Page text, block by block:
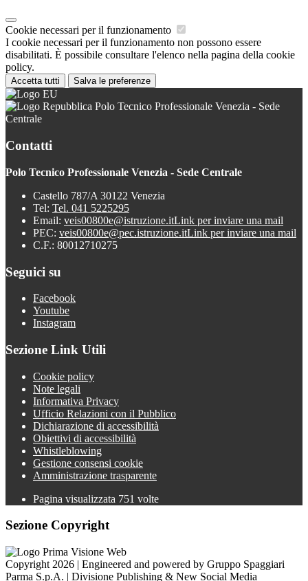
Cookie necessari per il funzionamento
I cookie necessari per il funzionamento non possono essere
disabilitati. È possibile consultare l'elenco nella pagina della cookie
policy.
Accetta tutti Salva le preferenze
Polo Tecnico Professionale Venezia - Sede
Centrale
Contatti
Polo Tecnico Professionale Venezia - Sede Centrale
Castello 787/A 30122 Venezia
Tel: Tel. 041 5225295
Email: veis00800e@istruzione.itLink per inviare una mail
PEC: veis00800e@pec.istruzione.itLink per inviare una mail
C.F.: 80012710275
Seguici su
Facebook
Youtube
Instagram
Sezione Link Utili
Cookie policy
Note legali
Informativa Privacy
Ufficio Relazioni con il Pubblico
Dichiarazione di accessibilità
Obiettivi di accessibilità
Whistleblowing
Gestione consensi cookie
Amministrazione trasparente
Pagina visualizzata 751 volte
Sezione Copyright
Copyright 2026 | Engineered and powered by Gruppo Spaggiari
Parma S.p.A. | Divisione Publishing & New Social Media